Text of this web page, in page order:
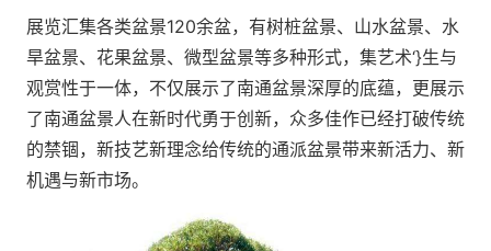
展览汇集各类盆景120余盆，有树桩盆景、山水盆景、水
旱盆景、花果盆景、微型盆景等多种形式，集艺术‘}生与
观赏性于一体，不仅展示了南通盆景深厚的底蕴，更展示
了南通盆景人在新时代勇于创新，众多佳作已经打破传统
的禁锢，新技艺新理念给传统的通派盆景带来新活力、新
机遇与新市场。